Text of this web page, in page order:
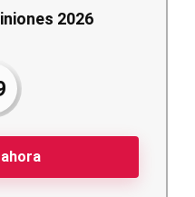
2026